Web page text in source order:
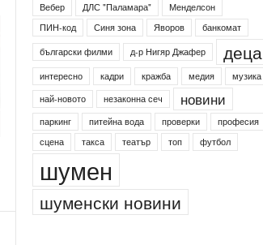
Вебер
ДЛС "Паламара"
Менделсон
ПИН-код
Синя зона Яворов
банкомат
български филми
д-р Нигяр Джафер деца
интересно кадри кражба медия
музика
най-новото
незаконна сеч новини
паркинг питейна вода проверки
професия
сцена
такса театър топ футбол
шумен
шуменски новини